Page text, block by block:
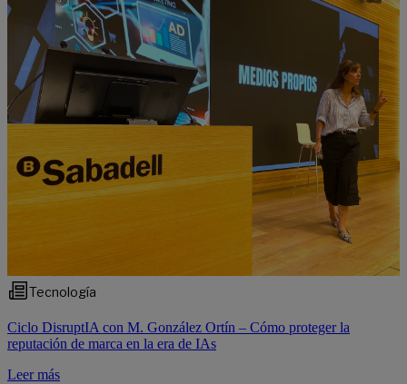
Tecnología
Ciclo DisruptIA con M. González Ortín – Cómo proteger la
reputación de marca en la era de IAs
Leer más